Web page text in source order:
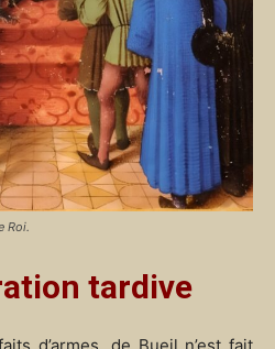
Roi.
tardive